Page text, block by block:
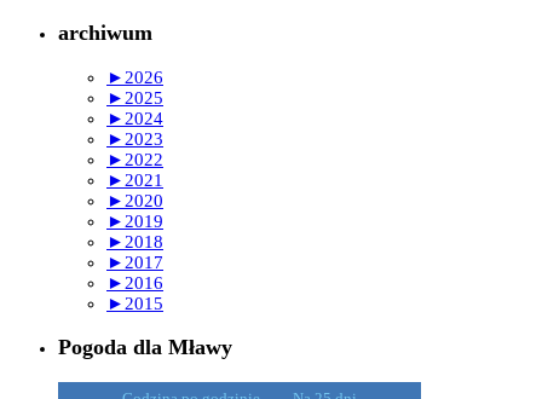
archiwum
► 2026
► 2025
► 2024
► 2023
► 2022
► 2021
► 2020
► 2019
► 2018
► 2017
► 2016
► 2015
Pogoda dla Mławy